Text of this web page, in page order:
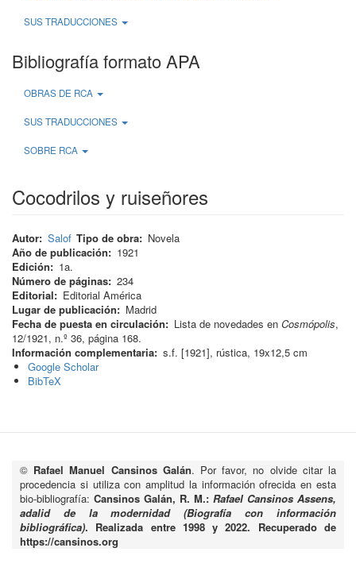
SUS TRADUCCIONES
Bibliografía formato APA
OBRAS DE RCA
SUS TRADUCCIONES
SOBRE RCA
Cocodrilos y ruiseñores
Autor Salof Tipo de obra
Novela
Año de publicación
1921
Edición
1a.
Número de páginas 234
Editorial
Editorial América
Lugar de publicación
Madrid
Fecha de puesta en circulación
Lista de novedades en Cosmópolis,
12/1921, n.º 36, página 168.
Información complementaria s.f. [1921], rústica, 19x12,5 cm
Google Scholar
BibTeX
© Rafael Manuel Cansinos Galán. Por favor, no olvide citar la
procedencia si utiliza con amplitud la información ofrecida en esta
bio-bibliografía: Cansinos Galán, R. M.: Rafael Cansinos Assens,
adalid de la modernidad (Biografía con información
bibliográfica). Realizada entre 1998 y 2022. Recuperado de
https://cansinos.org